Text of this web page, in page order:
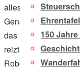
150
alles.
Genau
das
reizt
Robert